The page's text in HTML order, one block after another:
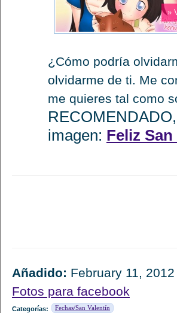
»
¿Cómo podría
olvidarme de ti. Me
me quieres tal como
imagen: Feliz
Añadido: February 11, 2012
Fotos para facebook
Categorías: Fechas/San Valentín